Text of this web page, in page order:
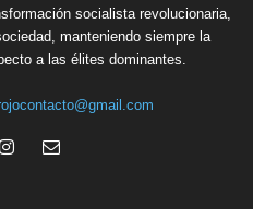
socialista revolucionaria,
manteniendo siempre la
a las élites dominantes.